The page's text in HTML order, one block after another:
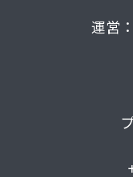
運営